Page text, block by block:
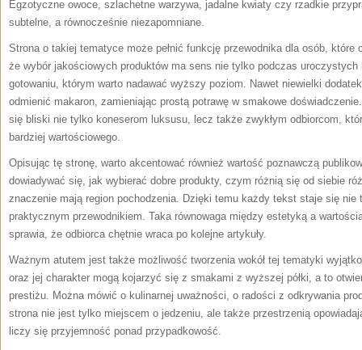
Egzotyczne owoce, szlachetne warzywa, jadalne kwiaty czy rzadkie
subtelne, a równocześnie niezapomniane.
Strona o takiej tematyce może pełnić funkcję przewodnika dla osób,
że wybór jakościowych produktów ma sens nie tylko podczas
gotowaniu, którym warto nadawać wyższy poziom. Nawet niewielki
odmienić makaron, zamieniając prostą potrawę w smakowe
się bliski nie tylko koneserom luksusu, lecz także zwykłym odbiorcom,
bardziej wartościowego.
Opisując tę stronę, warto akcentować również wartość poznawczą
dowiadywać się, jak wybierać dobre produkty, czym różnią się od siebie
znaczenie mają region pochodzenia. Dzięki temu każdy tekst staje się
praktycznym przewodnikiem. Taka równowaga między estetyką a
sprawia, że odbiorca chętnie wraca po kolejne artykuły.
Ważnym atutem jest także możliwość tworzenia wokół tej tematyki
oraz jej charakter mogą kojarzyć się z smakami z wyższej półki, a to
prestiżu. Można mówić o kulinarnej uważności, o radości z odkrywania
strona nie jest tylko miejscem o jedzeniu, ale także przestrzenią
liczy się przyjemność ponad przypadkowość.